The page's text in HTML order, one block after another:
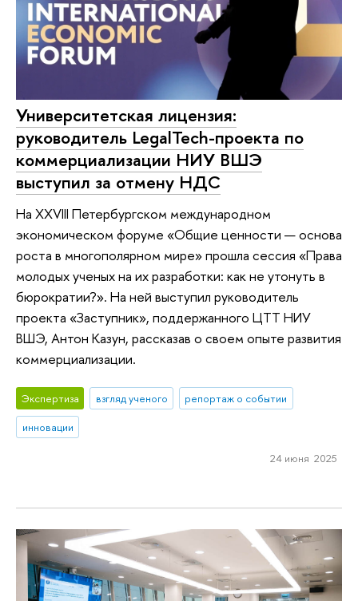
Университетская лицензия:
руководитель LegalTech-проекта по
коммерциализации НИУ ВШЭ
выступил за отмену НДС
На XXVIII Петербургском международном
экономическом форуме «Общие ценности — основа
роста в многополярном мире» прошла сессия «Права
молодых ученых на их разработки: как не утонуть в
бюрократии?». На ней выступил руководитель
проекта «Заступник», поддержанного ЦТТ НИУ
ВШЭ, Антон Казун, рассказав о своем опыте развития
коммерциализации.
Экспертиза взгляд ученого
репортаж о событии
инновации
24 июня 2025